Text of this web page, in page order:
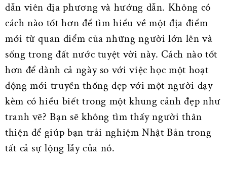
dẫn viên địa phương và hướng dẫn. Không có
cách nào tốt hơn để tìm hiểu về một địa điểm
mới từ quan điểm của những người lớn lên và
sống trong đất nước tuyệt vời này. Cách nào tốt
hơn để dành cả ngày so với việc học một hoạt
động mới truyền thống đẹp với một người dạy
kèm có hiểu biết trong một khung cảnh đẹp như
tranh vẽ? Bạn sẽ không tìm thấy người thân
thiện để giúp bạn trải nghiệm Nhật Bản trong
tất cả sự lộng lẫy của nó.